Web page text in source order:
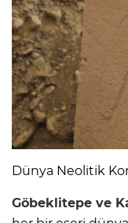
Dünya Neolitik
Göbeklitepe ve